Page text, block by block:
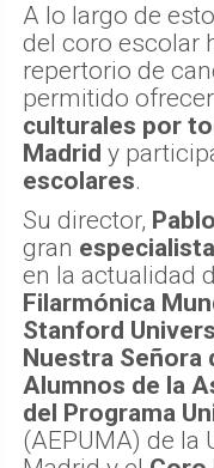
A lo largo de
del coro escolar
repertorio de
permitido ofrecer
culturales por
Madrid y
escolares.
Su director,
gran
en la actualidad
Filarmónica
Stanford
Nuestra Señora
Alumnos de la
del Programa
(AEPUMA) de la